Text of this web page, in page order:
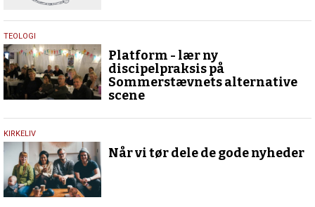
7.
juli
2016
TEOLOGI
Platform - lær ny
discipelpraksis på
Sommerstævnets alternative
scene
6.
juli
2016
KIRKELIV
Når vi tør dele de gode nyheder